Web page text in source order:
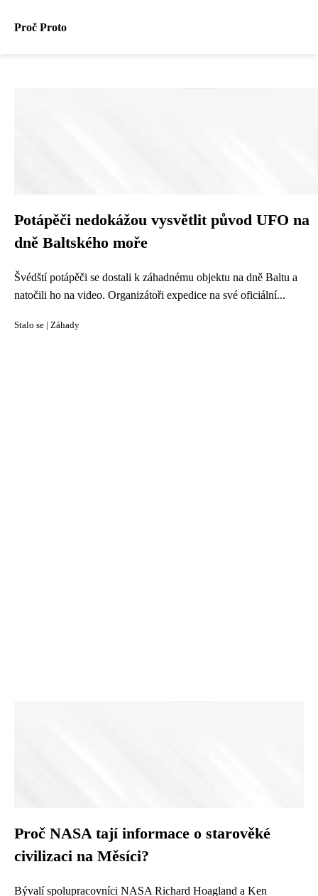
Proč Proto
Potápěči nedokážou vysvětlit původ UFO na
dně Baltského moře
Švédští potápěči se dostali k záhadnému objektu na dně Baltu a
natočili ho na video. Organizátoři expedice na své oficiální...
Stalo se Záhady
Proč NASA tají informace o starověké
civilizaci na Měsíci?
Bývalí spolupracovníci NASA Richard Hoagland a Ken